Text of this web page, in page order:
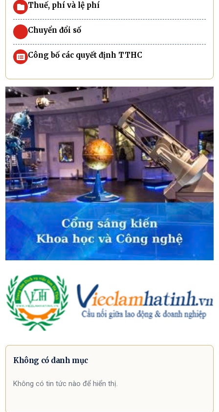
Thuế, phí và lệ phí
Chuyển đổi số
Công bố các quyết định TTHC
Không có danh mục
Không có tin tức nào để hiển thị.